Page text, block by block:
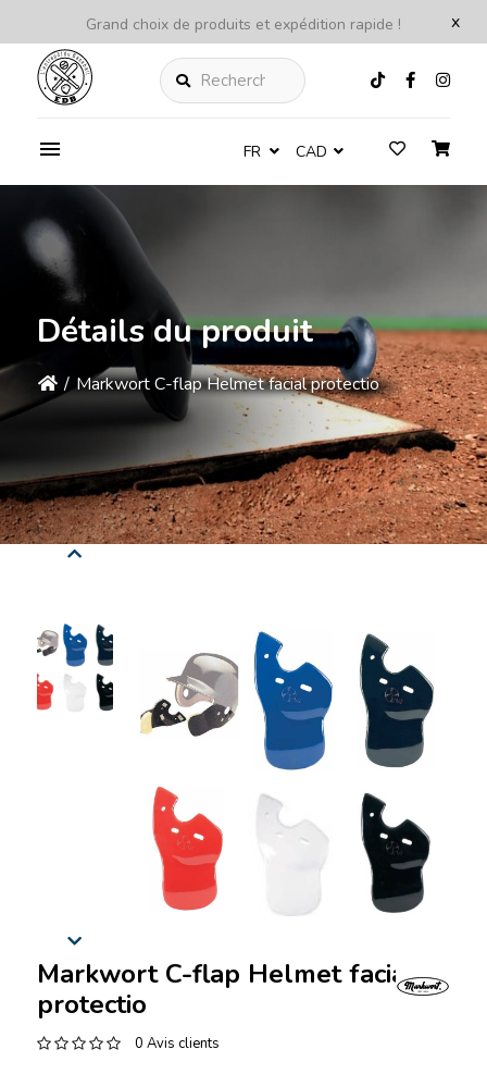
x
Grand choix de produits et expédition rapide !
Rechercher
FR CAD
Détails du produit
/ Markwort C-flap Helmet facial protectio
Markwort C-flap Helmet facial
protectio
0 Avis clients